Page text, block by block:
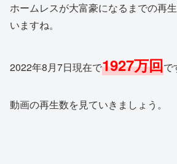
ホームレスが大富豪になるまでの再
いますね。
2022年8月7日現在で1927万回で
動画の再生数を見ていきましょう。